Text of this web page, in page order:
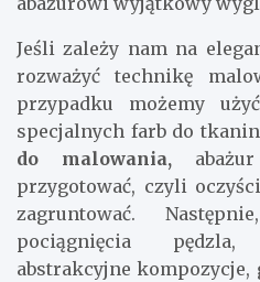
Jeśli zależy nam na
rozważyć technikę
przypadku możemy
specjalnych farb do
do malowania,
przygotować, czyli
zagruntować.
pociągnięcia
abstrakcyjne